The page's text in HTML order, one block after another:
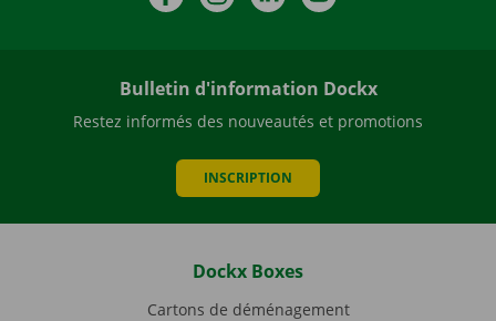
Bulletin d'information Dockx
Restez informés des nouveautés et promotions
INSCRIPTION
Dockx Boxes
Cartons de déménagement